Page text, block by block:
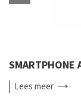
SMARTPHONE
Leesmeer